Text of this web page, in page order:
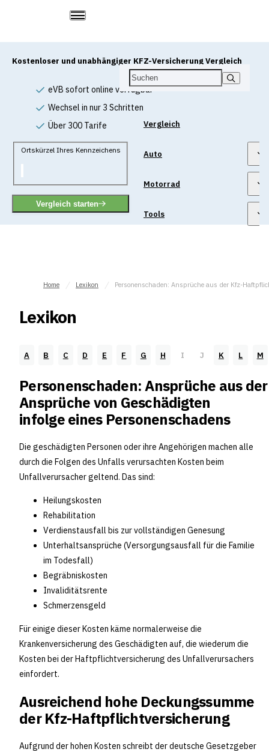
Vergleich
Auto
Motorrad
Tools
Kostenloser und unabhängiger KFZ-Versicherung Vergleich
eVB sofort online verfügbar
Wechsel in nur 3 Schritten
Über 300 Tarife
Ortskürzel Ihres Kennzeichens
Vergleich starten
Home Lexikon Personenschaden: Ansprüche aus der Kfz-
Lexikon
A B C D E F G H I J K L M
Personenschaden: Ansprüche aus
Ansprüche von Geschädigten
infolge eines Personenschadens
Die geschädigten Personen oder ihre Angehörigen machen alle
durch die Folgen des Unfalls verursachten Kosten beim
Unfallverursacher geltend. Das sind:
Heilungskosten
Rehabilitation
Verdienstausfall bis zur vollständigen Genesung
Unterhaltsansprüche (Versorgungsausfall für die Familie
im Todesfall)
Begräbniskosten
Invaliditätsrente
Schmerzensgeld
Für einige dieser Kosten käme normalerweise die
Krankenversicherung des Geschädigten auf, die wiederum die
Kosten bei der Haftpflichtversicherung des Unfallverursachers
einfordert.
Ausreichend hohe Deckungssumme
der Kfz-Haftpflichtversicherung
Aufgrund der hohen Kosten schreibt der deutsche Gesetzgeber